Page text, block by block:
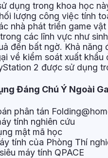
dụng trong khoa học
lượng công việc tính
nhà phát triển game
các lĩnh vực như
đến bất ngờ. Khả
về kiểm soát xuất
2 được sử dụng
Đáng Chú Ý Ngoài
phân tán
tính nghiên cứu
mật mã học
tính của Phòng Thí
máy tính QPACE